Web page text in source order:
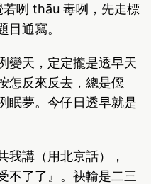
咧 thāu 毒咧，先走標
目通寫。
變天，定定攏是透早天
怎反來反去，總是僫
眠夢。今仔日透早就是
我講（用北京話），
不了了』。袂輸是二三